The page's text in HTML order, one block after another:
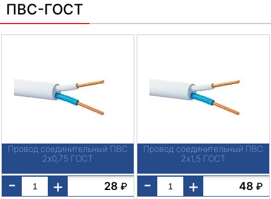
ПВС-ГОСТ
Провод соединительный ПВС
2х0,75 ГОСТ
- + 28 ₽
Провод соединительный ПВС
2х1,5 ГОСТ
- + 48 ₽